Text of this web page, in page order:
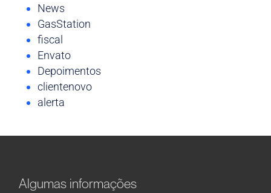
News
GasStation
fiscal
Envato
Depoimentos
clientenovo
alerta
Algumas informações